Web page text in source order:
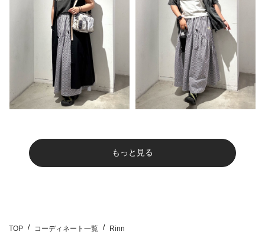
もっと見る
TOP コーディネート一覧 Rinn